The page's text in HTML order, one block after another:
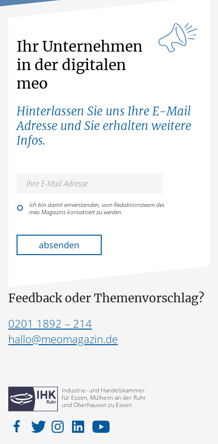
Ihr Unternehmen
in der digitalen
meo
Hinterlassen Sie uns Ihre E-Mail
Adresse und Sie erhalten weitere
Infos.
Ich bin damit einverstanden, vom Redaktionsteam des
meo Magazins kontaktiert zu werden.
absenden
Feedback oder Themenvorschlag?
0201 1892 – 214
hallo@meomagazin.de
Industrie- und Handelskammer
für Essen, Mülheim an der Ruhr
und Oberhausen zu Essen